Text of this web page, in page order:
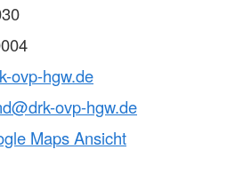
ovp-hgw.de
ovp-hgw.de
Maps Ansicht